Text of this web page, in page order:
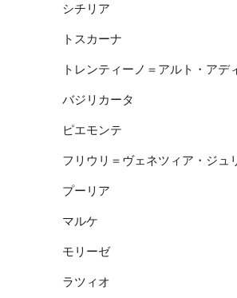
シチリア
トスカーナ
トレンティーノ＝アルト・アデ
バジリカータ
ピエモンテ
フリウリ＝ヴェネツィア・ジュ
プーリア
マルケ
モリーゼ
ラツィオ